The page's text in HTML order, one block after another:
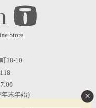
Store
18-10
末年始）
×